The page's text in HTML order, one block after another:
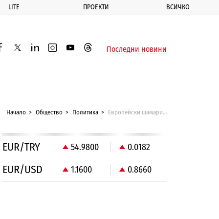
LITE ПРОЕКТИ ВСИЧКО
twitterlinkedininstagram
youtubethreadsПоследни новини
Начало Общество Политика Европейски шамари и каси, срам за обичайните заподозрени
EUR/TRY 54.9800 0.0182
EUR/USD 1.1600 0.8660